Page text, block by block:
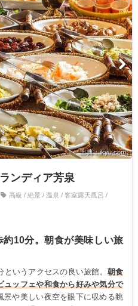
出典：ikyu.com
ンディア芳泉
高級 / 絶景 / 温泉 / 客室露天風呂 /
10分。朝食が美味しい旅
いうアクセスの良い旅館。 朝食
ュッフェや和食から好みや気分で
景や美しい夜空を眼下に収める眺